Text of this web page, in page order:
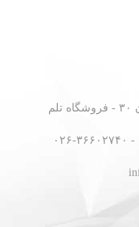
کرج - جاده فردیس - نبش گلستان ۳۰ - فروشگاه تلم